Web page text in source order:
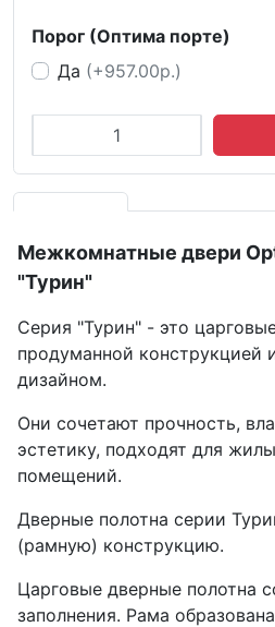
Порог (Оптима порте)
Да (+957.00р.)
Межкомнатные двери
"Турин"
Серия "Турин" - это
продуманной конструкцией
дизайном.
Они сочетают прочность,
эстетику, подходят для
помещений.
Дверные полотна серии
(рамную) конструкцию.
Царговые дверные полотна
заполнения. Рама